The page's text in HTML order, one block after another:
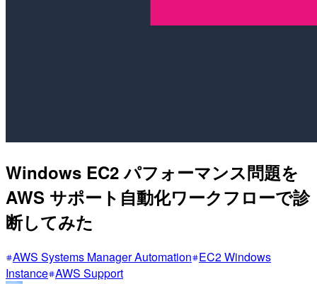
Windows EC2 パフォーマンス問題を
AWS サポート自動化ワークフローで診
断してみた
AWS Systems Manager Automation EC2 Windows
Instance AWS Support